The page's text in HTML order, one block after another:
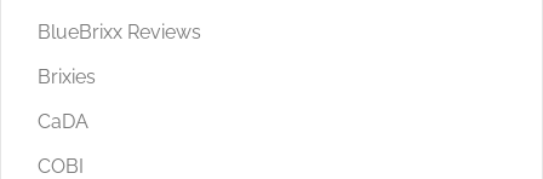
BlueBrixx Reviews
Brixies
CaDA
COBI